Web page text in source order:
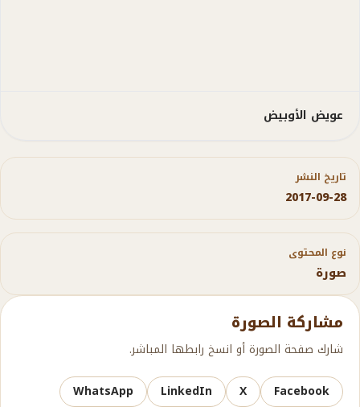
عويض الأوبيض
تاريخ النشر
2017-09-28
نوع المحتوى
صورة
مشاركة الصورة
شارك صفحة الصورة أو انسخ رابطها المباشر.
Facebook
X
LinkedIn
WhatsApp